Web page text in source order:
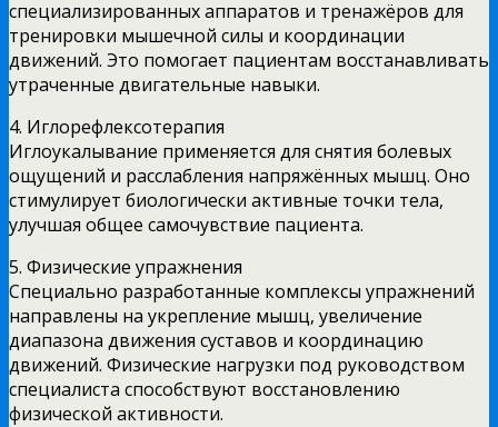
специализированных аппаратов и тренажёров для
тренировки мышечной силы и координации
движений. Это помогает пациентам восстанавливать
утраченные двигательные навыки.
4. Иглорефлексотерапия
Иглоукалывание применяется для снятия болевых
ощущений и расслабления напряжённых мышц. Оно
стимулирует биологически активные точки тела,
улучшая общее самочувствие пациента.
5. Физические упражнения
Специально разработанные комплексы упражнений
направлены на укрепление мышц, увеличение
диапазона движения суставов и координацию
движений. Физические нагрузки под руководством
специалиста способствуют восстановлению
физической активности.